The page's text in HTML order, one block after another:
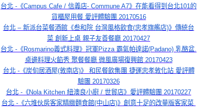
台北 -《Campus Cafe / 信義店- Commune A7》在能看得到台北101的
貨櫃屋用餐 愛評體驗團 20170516
台北 – 新派台菜餐酒館《叁和院 台灣風格飲食(忠孝旗艦店)》傳統台
菜 創新上桌 親子友善餐廳 20170427
台北 -《Rosmarino義式料理》冠軍Pizza 霸氣帕達諾(Padano) 乳酪盆.
桌邊料理火餡秀 聚餐餐廳 微風廣場復興館 20170423
台北 -《炭旬居酒屋(敦南店)》 和民餐飲集團 捷運忠孝敦化站 愛評體
驗團 20170326
台北 -《Nola Kitchen 紐澳良小廚 / 世貿店》愛評體驗團 20170227
台北 -《六堆伙房客家精緻麵食館(中山店)》創意十足的改量版客家菜